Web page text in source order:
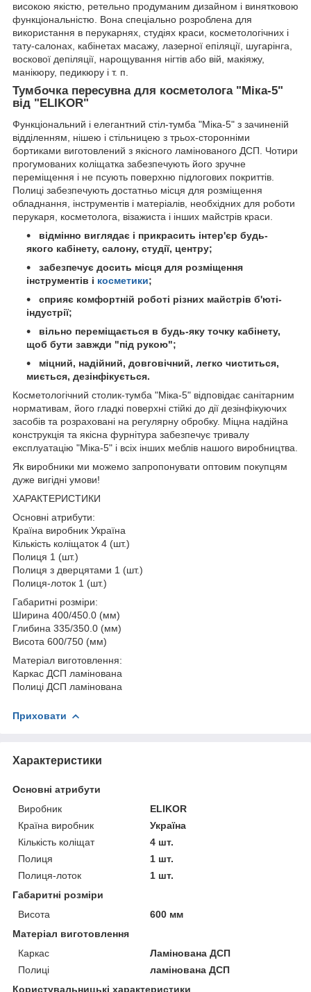
високою якістю, ретельно продуманим дизайном і винятковою
функціональністю. Вона спеціально розроблена для
використання в перукарнях, студіях краси, косметологічних і
тату-салонах, кабінетах масажу, лазерної епіляції, шугарінга,
воскової депіляції, нарощування нігтів або вій, макіяжу,
манікюру, педикюру і т. п.
Тумбочка пересувна для косметолога "Міка-5"
від "ELIKOR"
Функціональний і елегантний стіл-тумба "Міка-5" з зачиненій
відділенням, нішею і стільницею з трьох-сторонніми
бортиками виготовлений з якісного ламінованого ДСП. Чотири
прогумованих коліщатка забезпечують його зручне
переміщення і не псують поверхню підлогових покриттів.
Полиці забезпечують достатньо місця для розміщення
обладнання, інструментів і матеріалів, необхідних для роботи
перукаря, косметолога, візажиста і інших майстрів краси.
відмінно виглядає і прикрасить інтер'єр будь-
якого кабінету, салону, студії, центру;
забезпечує досить місця для розміщення
інструментів і косметики;
сприяє комфортній роботі різних майстрів б'юті-
індустрії;
вільно переміщається в будь-яку точку кабінету,
щоб бути завжди "під рукою";
міцний, надійний, довговічний, легко чиститься,
миється, дезінфікується.
Косметологічний столик-тумба "Міка-5" відповідає санітарним
нормативам, його гладкі поверхні стійкі до дії дезінфікуючих
засобів та розраховані на регулярну обробку. Міцна надійна
конструкція та якісна фурнітура забезпечує тривалу
експлуатацію "Міка-5" і всіх інших меблів нашого виробництва.
Як виробники ми можемо запропонувати оптовим покупцям
дуже вигідні умови!
ХАРАКТЕРИСТИКИ
Основні атрибути:
Країна виробник Україна
Кількість коліщаток 4 (шт.)
Полиця 1 (шт.)
Полиця з дверцятами 1 (шт.)
Полиця-лоток 1 (шт.)
Габаритні розміри:
Ширина 400/450.0 (мм)
Глибина 335/350.0 (мм)
Висота 600/750 (мм)
Матеріал виготовлення:
Каркас ДСП ламінована
Полиці ДСП ламінована
Приховати
Характеристики
Основні атрибути
Виробник
ELIKOR
Країна виробник
Україна
Кількість коліщат
4 шт.
Полиця
1 шт.
Полиця-лоток
1 шт.
Габаритні розміри
Висота
600 мм
Матеріал виготовлення
Каркас
Ламінована ДСП
Полиці
ламінована ДСП
Користувальницькі характеристики